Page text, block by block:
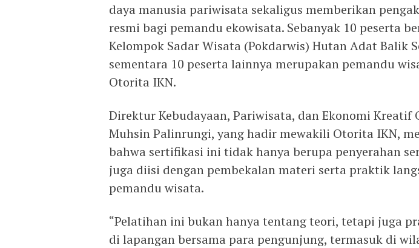
daya manusia pariwisata sekaligus memberikan
resmi bagi pemandu ekowisata. Sebanyak 10 peserta
Kelompok Sadar Wisata (Pokdarwis) Hutan Adat Balik
sementara 10 peserta lainnya merupakan pemandu
Otorita IKN.
Direktur Kebudayaan, Pariwisata, dan Ekonomi Kreatif
Muhsin Palinrungi, yang hadir mewakili Otorita IKN,
bahwa sertifikasi ini tidak hanya berupa penyerahan
juga diisi dengan pembekalan materi serta praktik
pemandu wisata.
“Pelatihan ini bukan hanya tentang teori, tetapi juga
di lapangan bersama para pengunjung, termasuk di